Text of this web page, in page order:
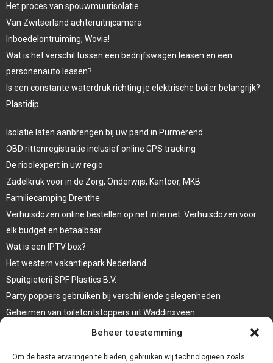
Beheer toestemming
Om de beste ervaringen te bieden, gebruiken wij technologieën zoals
Het proces van spouwmuurisolatie
Van Zwitserland achteruitrijcamera
Inboedelontruiming; Wovia!
Wat is het verschil tussen een bedrijfswagen leasen en een
personenauto leasen?
Is een constante waterdruk richting je elektrische boiler belangrijk?
Plastidip
Isolatie laten aanbrengen bij uw pand in Purmerend
OBD rittenregistratie inclusief online GPS tracking
De rioolexpert in uw regio
Zadelkruk voor in de Zorg, Onderwijs, Kantoor, MKB
Familiecamping Drenthe
Verhuisdozen online bestellen op net internet. Verhuisdozen voor
elk budget en betaalbaar.
Wat is een IPTV box?
Het western vakantiepark Nederland
Spuitgieterij SPF Plastics B.V.
Party poppers gebruiken bij verschillende gelegenheden
Geheimen van toiletontstoppers uit Waddinxveen
Vormen van terrasaankleding